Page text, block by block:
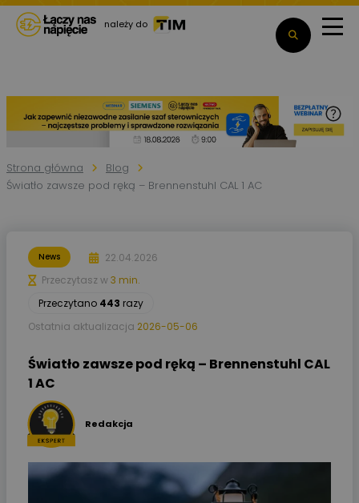
należy do
Strona główna
Blog
Światło zawsze pod ręką – Brennenstuhl CAL 1 AC
News
22.04.2026
Przeczytasz w 3 min.
Przeczytano 443 razy
Ostatnia aktualizacja 2026-05-06
Światło zawsze pod ręką – Brennenstuhl CAL
1 AC
Redakcja